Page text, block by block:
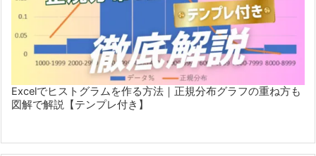
Excelでヒストグラムを作る方法｜正規分布グラフの重ね方も
図解で解説【テンプレ付き】